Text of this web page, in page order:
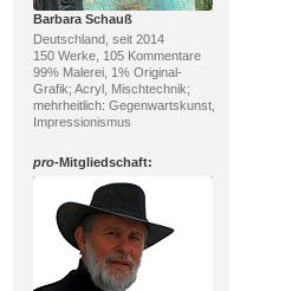
Barbara Schauß
Deutschland, seit 2014
150 Werke, 105 Kommentare
99% Malerei, 1% Original-
Grafik; Acryl, Mischtechnik;
mehrheitlich: Gegenwartskunst,
Impressionismus
pro-Mitgliedschaft: